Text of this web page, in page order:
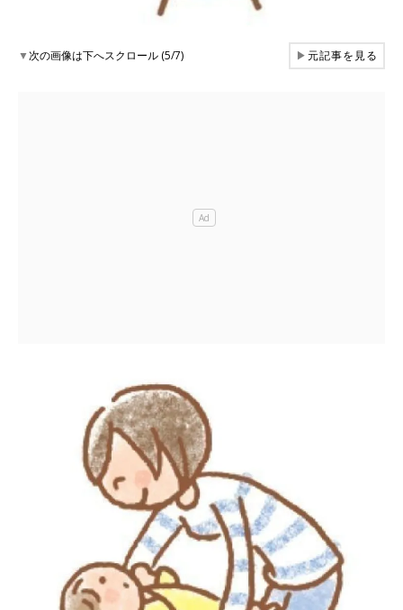
▼次の画像は下へスクロール (5/7) ▶元記事を見る